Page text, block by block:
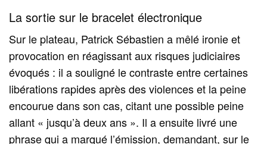
La sortie sur le bracelet électronique
Sur le plateau, Patrick Sébastien a mêlé ironie et
provocation en réagissant aux risques judiciaires
évoqués : il a souligné le contraste entre certaines
libérations rapides après des violences et la peine
encourue dans son cas, citant une possible peine
allant « jusqu’à deux ans ». Il a ensuite livré une
phrase qui a marqué l’émission, demandant, sur le